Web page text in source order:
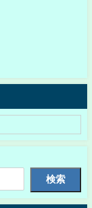
検索